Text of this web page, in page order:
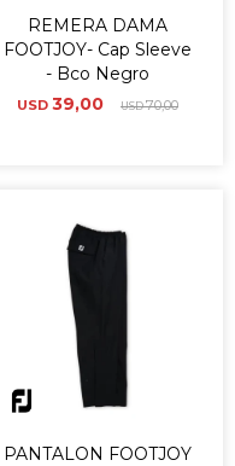
REMERA DAMA
FOOTJOY- Cap Sleeve
- Bco Negro
USD 39,00 USD70,00
PANTALON FOOTJOY